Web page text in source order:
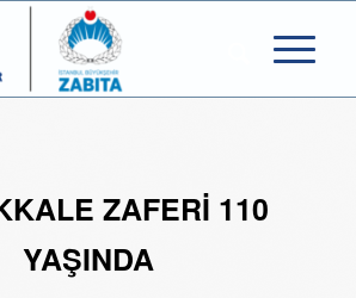
ZAFERİ 110
YAŞINDA